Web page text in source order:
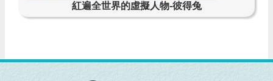
紅遍全世界的虛擬人物-彼得兔